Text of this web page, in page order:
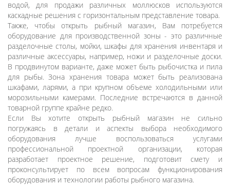
водой, для продажи различных моллюсков используются
каскадные решения с горизонтальным представление товара.
Также, чтобы открыть рыбный магазин, Вам потребуется
оборудование для производственной зоны - это различные
разделочные столы, мойки, шкафы для хранения инвентаря и
различные аксессуары, например, ножи и разделочные доски.
В продвинутом варианте, даже может быть рыбочистка и пила
для рыбы. Зона хранения товара может быть реализована
шкафами, ларями, а при крупном объеме холодильными или
морозильными камерами. Последние встречаются в данной
товарной группе крайне редко.
Если Вы хотите открыть рыбный магазин не сильно
погружаясь в детали и аспекты выбора необходимого
оборудования лучше воспользоваться услугами
профессиональной проектной организации, которая
разработает проектное решение, подготовит смету и
проконсультирует по всем вопросам функционирования
оборудования и технологии работы рыбного магазина.